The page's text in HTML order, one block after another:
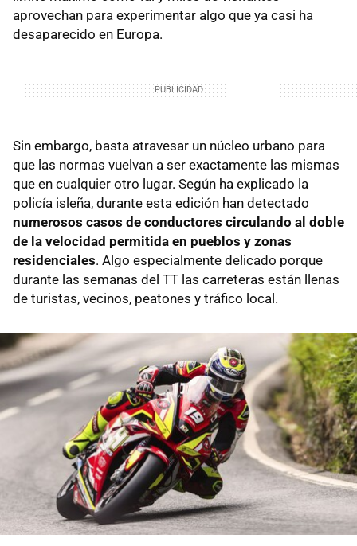
aprovechan para experimentar algo que ya casi ha
desaparecido en Europa.
Sin embargo, basta atravesar un núcleo urbano para
que las normas vuelvan a ser exactamente las mismas
que en cualquier otro lugar. Según ha explicado la
policía isleña, durante esta edición han detectado
numerosos casos de conductores circulando al doble
de la velocidad permitida en pueblos y zonas
residenciales. Algo especialmente delicado porque
durante las semanas del TT las carreteras están llenas
de turistas, vecinos, peatones y tráfico local.